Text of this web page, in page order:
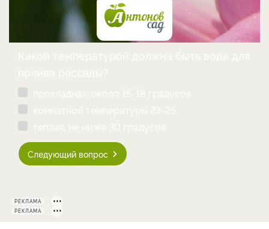
Следующий вопрос
РЕКЛАМА
РЕКЛАМА